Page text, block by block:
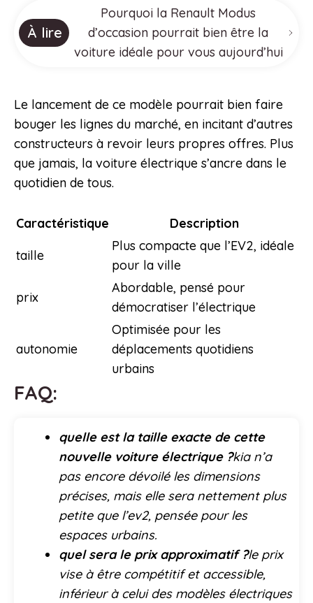
À lire
Pourquoi la Renault Modus
d’occasion pourrait bien être la
voiture idéale pour vous aujourd’hui
Le lancement de ce modèle pourrait bien faire
bouger les lignes du marché, en incitant d’autres
constructeurs à revoir leurs propres offres. Plus
que jamais, la voiture électrique s’ancre dans le
quotidien de tous.
Caractéristique
Description
taille
Plus compacte que l’EV2, idéale
pour la ville
prix
Abordable, pensé pour
démocratiser l’électrique
autonomie
Optimisée pour les
déplacements quotidiens
urbains
FAQ:
quelle est la taille exacte de cette
nouvelle voiture électrique ?kia n’a
pas encore dévoilé les dimensions
précises, mais elle sera nettement plus
petite que l’ev2, pensée pour les
espaces urbains.
quel sera le prix approximatif ?le prix
vise à être compétitif et accessible,
inférieur à celui des modèles électriques